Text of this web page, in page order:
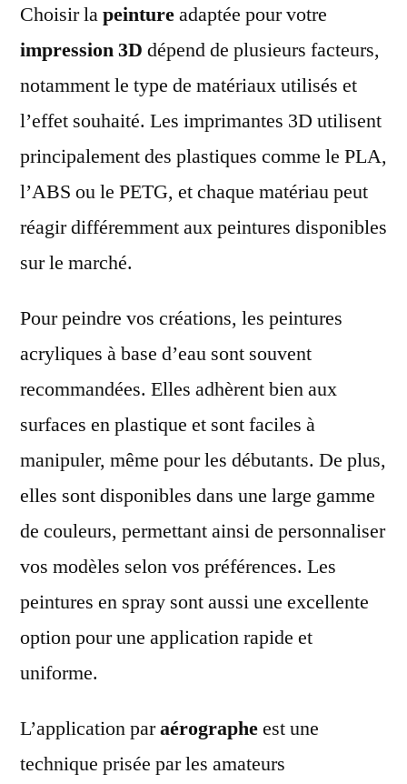
Choisir lapeintureadaptée pour votre
impression 3D dépend de plusieurs facteurs,
notamment le type de matériaux utilisés et
l’effet souhaité. Les imprimantes 3D utilisent
principalement des plastiques comme le PLA,
l’ABS ou le PETG, et chaque matériau peut
réagir différemment aux peintures disponibles
sur le marché.
Pour peindre vos créations, les peintures
acryliques à base d’eau sont souvent
recommandées. Elles adhèrent bien aux
surfaces en plastique et sont faciles à
manipuler, même pour les débutants. De plus,
elles sont disponibles dans une large gamme
de couleurs, permettant ainsi de personnaliser
vos modèles selon vos préférences. Les
peintures en spray sont aussi une excellente
option pour une application rapide et
uniforme.
L’application paraérographeest une
technique prisée par les amateurs